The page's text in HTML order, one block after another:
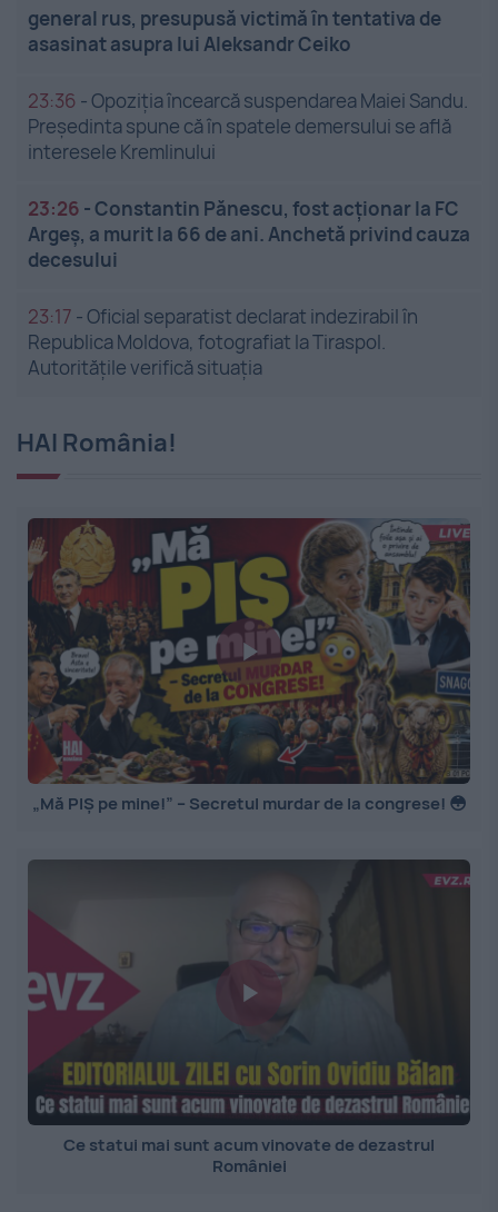
general rus, presupusă victimă în tentativa de
asasinat asupra lui Aleksandr Ceiko
23:36 -Opoziția încearcă suspendarea Maiei Sandu.
Președinta spune că în spatele demersului se află
interesele Kremlinului
23:26 -Constantin Pănescu, fost acționar la FC
Argeș, a murit la 66 de ani. Anchetă privind cauza
decesului
23:17 -Oficial separatist declarat indezirabil în
Republica Moldova, fotografiat la Tiraspol.
Autoritățile verifică situația
HAI România!
„Mă PIȘ pe mine!” – Secretul murdar de la congrese! 😳
Ce statui mai sunt acum vinovate de dezastrul
României